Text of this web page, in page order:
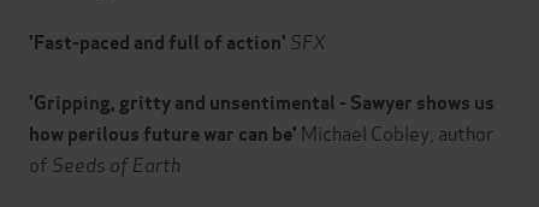
'Fast-paced and full of action' SFX
'Gripping, gritty and unsentimental - Sawyer shows us
how perilous future war can be' Michael Cobley, author
of Seeds of Earth